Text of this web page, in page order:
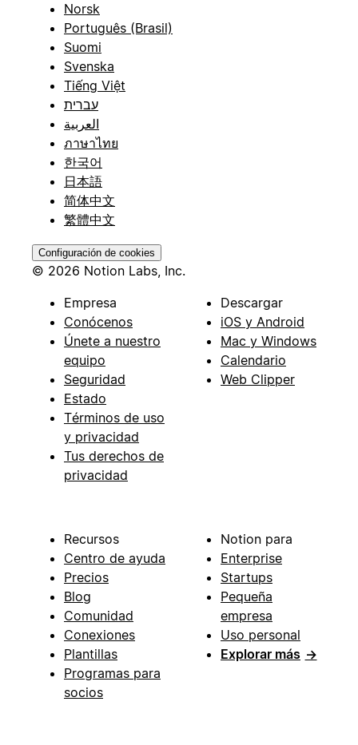
Norsk
Português (Brasil)
Suomi
Svenska
Tiếng Việt
עברית
العربية
ภาษาไทย
한국어
日本語
简体中文
繁體中文
Configuración de cookies
© 2026 Notion Labs, Inc.
Empresa
Conócenos
Únete a nuestro
equipo
Seguridad
Estado
Términos de uso
y privacidad
Tus derechos de
privacidad
Descargar
iOS y Android
Mac y Windows
Calendario
Web Clipper
Recursos
Centro de ayuda
Precios
Blog
Comunidad
Conexiones
Plantillas
Programas para
socios
Notion para
Enterprise
Startups
Pequeña
empresa
Uso personal
Explorar más →